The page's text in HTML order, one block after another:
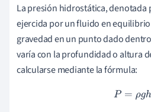
La presión hidrostática, denotada
ejercida por un fluido en
gravedad en un punto dado
varía con la profundidad o altura
calcularse mediante la fórmula:
P=ρ gh